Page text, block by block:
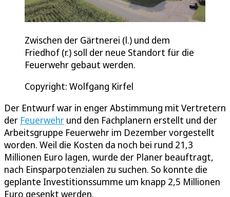
Zwischen der Gärtnerei (l.) und dem
Friedhof (r.) soll der neue Standort für die
Feuerwehr gebaut werden.
Copyright: Wolfgang Kirfel
Der Entwurf war in enger Abstimmung mit Vertretern
der Feuerwehr und den Fachplanern erstellt und der
Arbeitsgruppe Feuerwehr im Dezember vorgestellt
worden. Weil die Kosten da noch bei rund 21,3
Millionen Euro lagen, wurde der Planer beauftragt,
nach Einsparpotenzialen zu suchen. So konnte die
geplante Investitionssumme um knapp 2,5 Millionen
Euro gesenkt werden.